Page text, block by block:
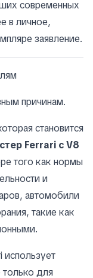
современных
в личное,
заявление.
причинам.
становится
Ferrari с V8
того как нормы
и
автомобили
такие как
использует
для